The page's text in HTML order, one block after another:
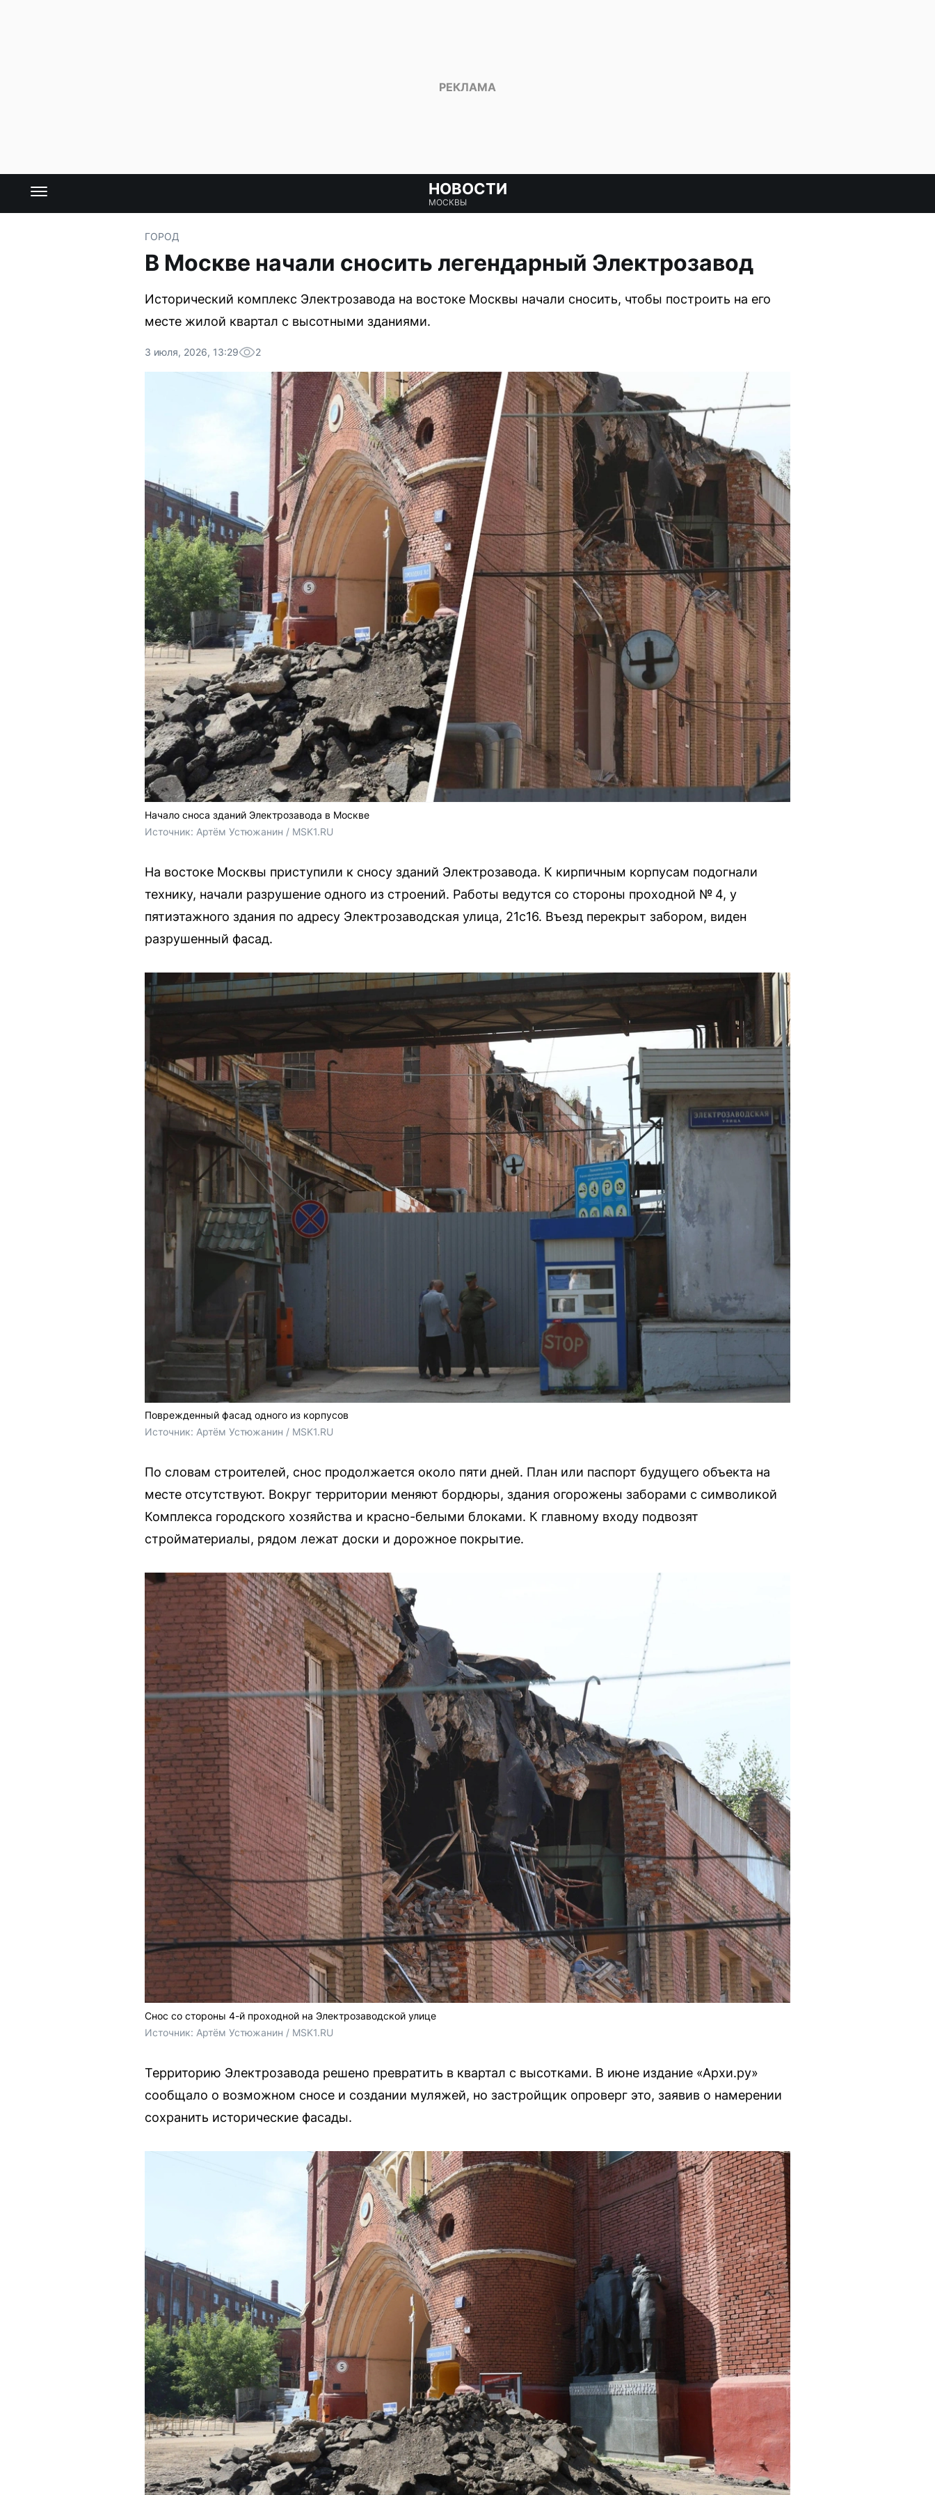
НОВОСТИ
МОСКВЫ
ГОРОД
В Москве начали сносить легендарный Электрозавод
Исторический комплекс Электрозавода на востоке Москвы начали сносить, чтобы построить на его
месте жилой квартал с высотными зданиями.
3 июля, 2026, 13:29 2
Начало сноса зданий Электрозавода в Москве
Источник: Артём Устюжанин / MSK1.RU
На востоке Москвы приступили к сносу зданий Электрозавода. К кирпичным корпусам подогнали
технику, начали разрушение одного из строений. Работы ведутся со стороны проходной № 4, у
пятиэтажного здания по адресу Электрозаводская улица, 21с16. Въезд перекрыт забором, виден
разрушенный фасад.
Поврежденный фасад одного из корпусов
Источник: Артём Устюжанин / MSK1.RU
По словам строителей, снос продолжается около пяти дней. План или паспорт будущего объекта на
месте отсутствуют. Вокруг территории меняют бордюры, здания огорожены заборами с символикой
Комплекса городского хозяйства и красно-белыми блоками. К главному входу подвозят
стройматериалы, рядом лежат доски и дорожное покрытие.
Снос со стороны 4-й проходной на Электрозаводской улице
Источник: Артём Устюжанин / MSK1.RU
Территорию Электрозавода решено превратить в квартал с высотками. В июне издание «Архи.ру»
сообщало о возможном сносе и создании муляжей, но застройщик опроверг это, заявив о намерении
сохранить исторические фасады.